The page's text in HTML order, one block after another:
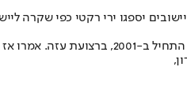
יספגו ירי רקטי כפי שקרה
אלברט טייב ראש עיריית כפר יונה, מסר לאור האירוע: "זה חמור